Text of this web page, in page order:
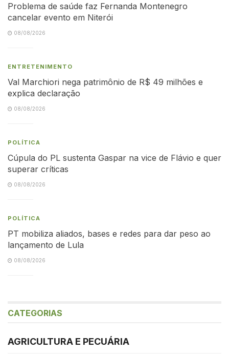
Problema de saúde faz Fernanda Montenegro
cancelar evento em Niterói
08/08/2026
ENTRETENIMENTO
Val Marchiori nega patrimônio de R$ 49 milhões e
explica declaração
08/08/2026
POLÍTICA
Cúpula do PL sustenta Gaspar na vice de Flávio e quer
superar críticas
08/08/2026
POLÍTICA
PT mobiliza aliados, bases e redes para dar peso ao
lançamento de Lula
08/08/2026
CATEGORIAS
AGRICULTURA E PECUÁRIA